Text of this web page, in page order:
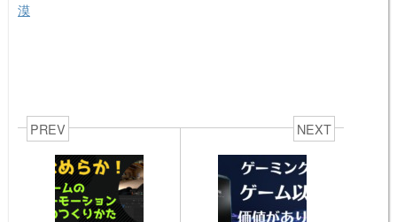
漠
PREV NEXT